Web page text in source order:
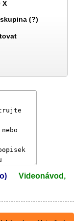
X
(?)
Videonávod,